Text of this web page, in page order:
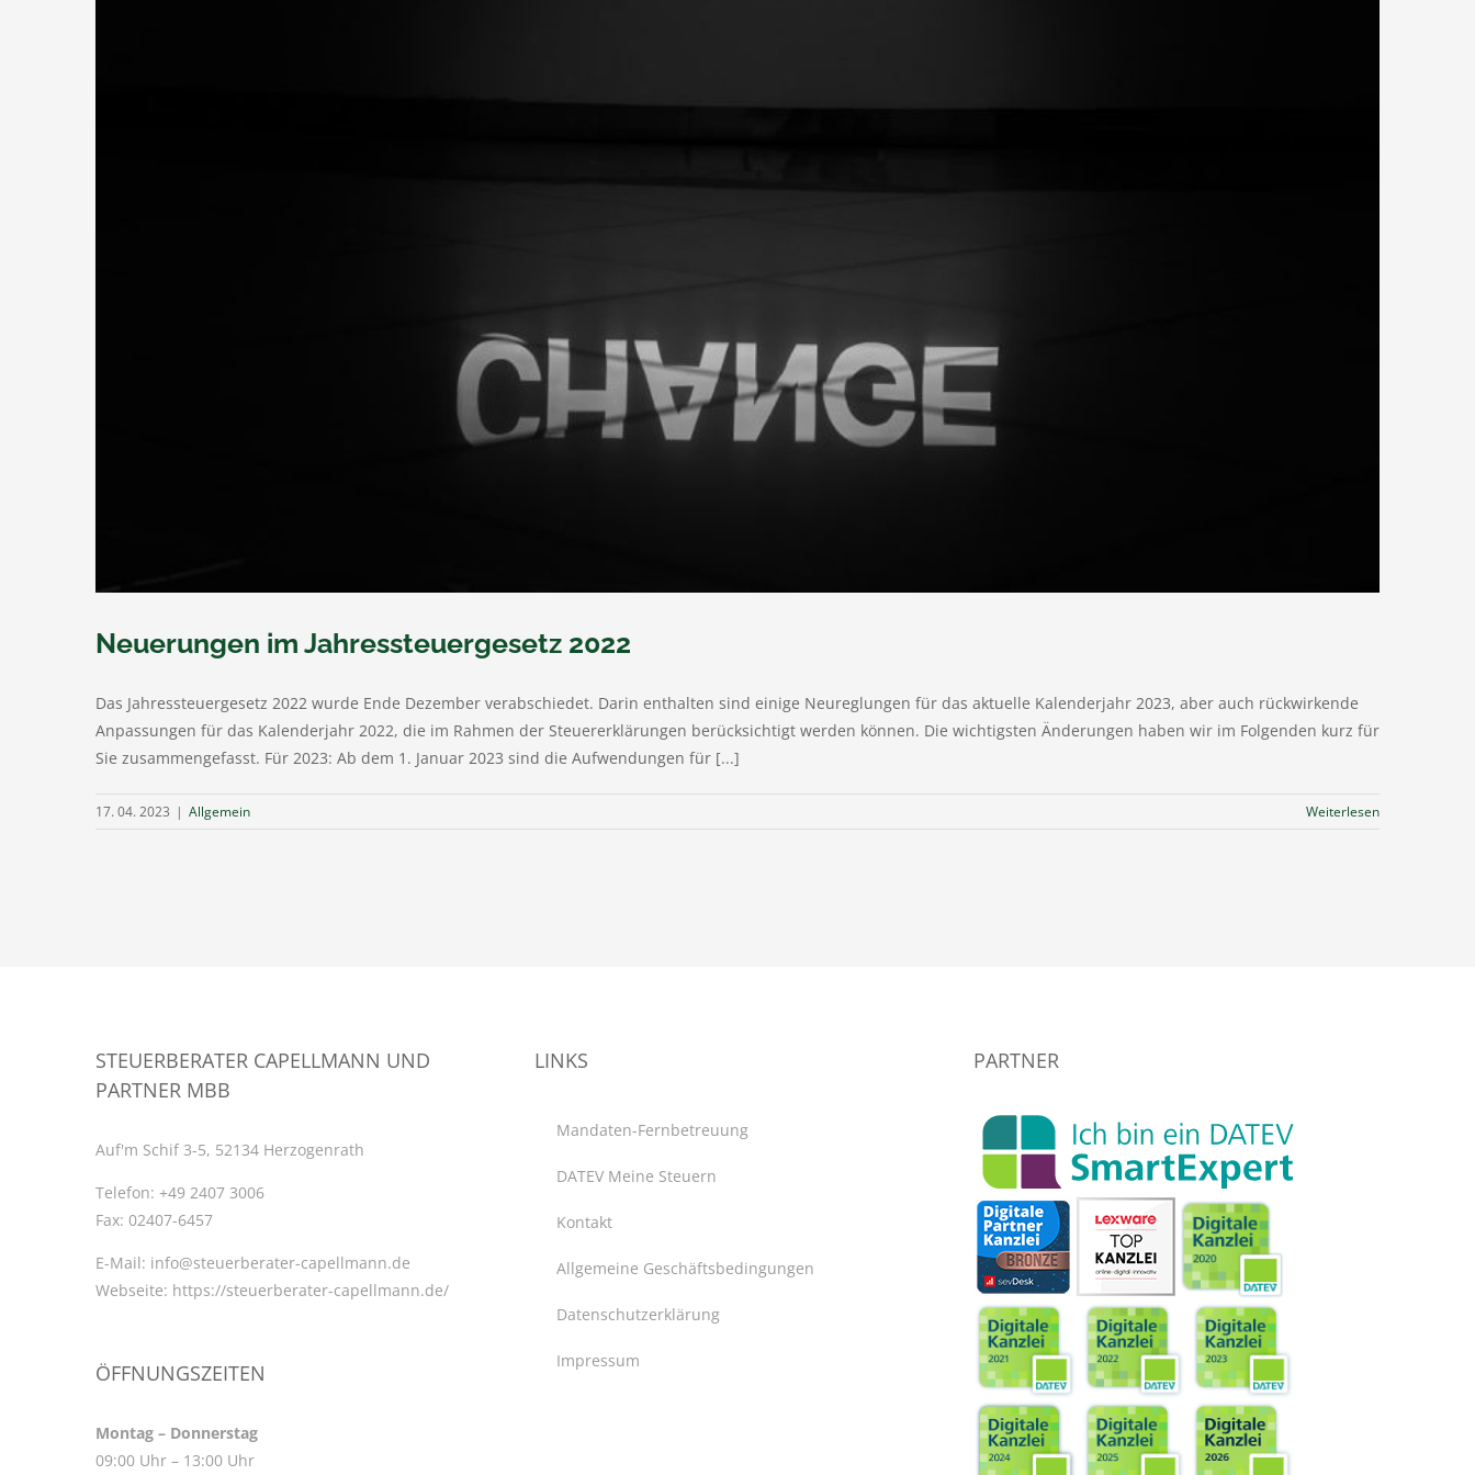
Neuerungen im Jahressteuergesetz 2022
Das Jahressteuergesetz 2022 wurde Ende Dezember verabschiedet. Darin enthalten sind einige Neureglungen für das aktuelle Kalenderjahr 2023, aber auch rückwirkende
Anpassungen für das Kalenderjahr 2022, die im Rahmen der Steuererklärungen berücksichtigt werden können. Die wichtigsten Änderungen haben wir im Folgenden kurz für
Sie zusammengefasst. Für 2023: Ab dem 1. Januar 2023 sind die Aufwendungen für [...]
17. 04. 2023 | Allgemein Weiterlesen
STEUERBERATER CAPELLMANN UND
PARTNER MBB
Auf'm Schif 3-5, 52134 Herzogenrath
Telefon: +49 2407 3006
Fax: 02407-6457
E-Mail: info@steuerberater-capellmann.de
Webseite: https://steuerberater-capellmann.de/
ÖFFNUNGSZEITEN
Montag – Donnerstag
09:00 Uhr – 13:00 Uhr
LINKS
Mandaten-Fernbetreuung
DATEV Meine Steuern
Kontakt
Allgemeine Geschäftsbedingungen
Datenschutzerklärung
Impressum
PARTNER